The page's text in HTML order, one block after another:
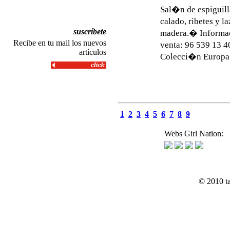
suscríbete
Recibe en tu mail los nuevos
artículos
Sal�n de
calado, ribetes y
madera.�
venta: 96 539 13
Colecci�n
1 2 3 4 5 6 7 8 9
Webs Girl Nation:
© 2010